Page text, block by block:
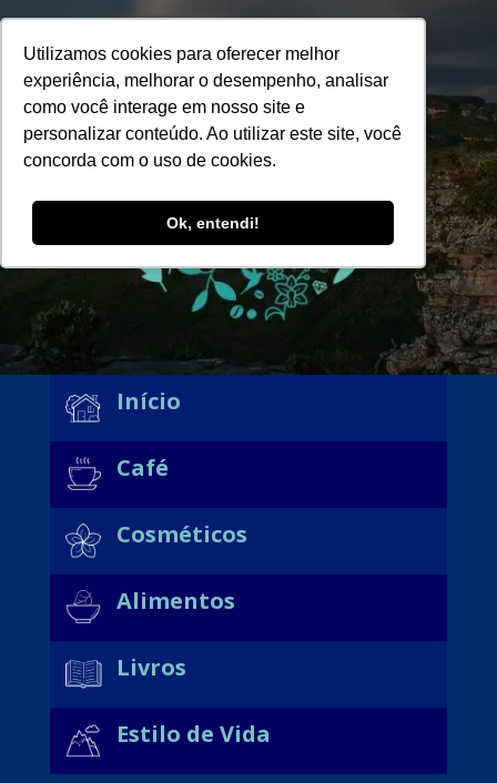
Utilizamos cookies para oferecer melhor
experiência, melhorar o desempenho, analisar
como você interage em nosso site e
personalizar conteúdo. Ao utilizar este site, você
concorda com o uso de cookies.
Ok, entendi!
Início
Café
Cosméticos
Alimentos
Livros
Estilo de Vida